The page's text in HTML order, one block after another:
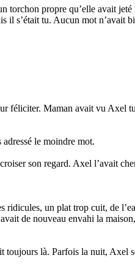
torchon propre qu’elle avait
s’était tu. Aucun mot n’avait
féliciter. Maman avait vu Axel
le moindre mot.
son regard. Axel l’avait
ridicules, un plat trop cuit, de
de nouveau envahi la
toujours là. Parfois la nuit, Axel